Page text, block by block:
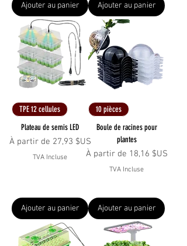
Ajouter au panier Ajouter au panier
TPE 12 cellules
Plateau de semis LED
À partir de 27,93 $US
Prix promotionnel
TVA Incluse
Ajouter au panier
10 pièces
Boule de racines pour
plantes
À partir de 18,16 $US
Prix promotionnel
TVA Incluse
Ajouter au panier